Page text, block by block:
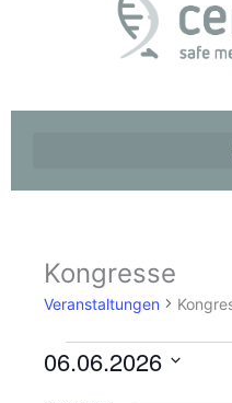
Kongresse
Veranstaltungen
Veranstaltungen
6.
Juni
2026
06.06.2026